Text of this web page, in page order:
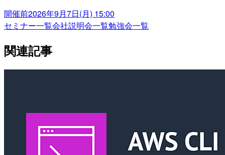
開催前2026年9月7日(月) 15:00
セミナー一覧会社説明会一覧勉強会一覧
関連記事